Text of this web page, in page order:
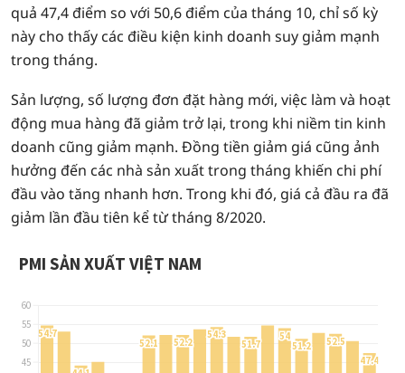
quả 47,4 điểm so với 50,6 điểm của tháng 10, chỉ số kỳ
này cho thấy các điều kiện kinh doanh suy giảm mạnh
trong tháng.
Sản lượng, số lượng đơn đặt hàng mới, việc làm và hoạt
động mua hàng đã giảm trở lại, trong khi niềm tin kinh
doanh cũng giảm mạnh. Đồng tiền giảm giá cũng ảnh
hưởng đến các nhà sản xuất trong tháng khiến chi phí
đầu vào tăng nhanh hơn. Trong khi đó, giá cả đầu ra đã
giảm lần đầu tiên kể từ tháng 8/2020.